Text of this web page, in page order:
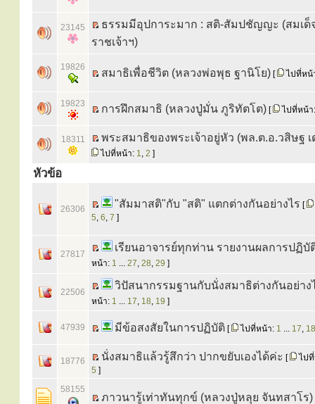
23145
ธรรมมีอุปการะมาก : สติ-สัมปชัญญะ (สมเด็
ราชเจ้าฯ)
19826 สมาธิเพื่อชีวิต (หลวงพ่อพุธ ฐานิโย) [ ไปที่ห
19823 การฝึกสมาธิ (หลวงปู่มั่น ภูริทัตโต) [ ไปที่หน้
18311 พระสมาธิของพระเจ้าอยู่หัว (พล.ต.อ.วสิษฐ
ไปที่หน้า: 1, 2 ]
หัวข้อ
26306 "สัมมาสติ"กับ "สติ" แตกต่างกันอย่างไร [
5, 6, 7 ]
27817
เรียนอาจารย์ทุกท่าน รายงานผลการปฏิบั
หน้า: 1 ... 27, 28, 29 ]
22506
วิปัสนากรรมฐานกับนั่งสมาธิต่างกันอย่าง
หน้า: 1 ... 17, 18, 19 ]
47939 มีข้อสงสัยในการปฏิบัติ [ ไปที่หน้า: 1 ... 17, 18
18776 นั่งสมาธิแล้วรู้สึกว่า ปากขยับเองได้ค่ะ [
ไป
5 ]
58155
ภาวนารู้เท่าทันทุกข์ (หลวงปู่หลุย จันทสาโร)